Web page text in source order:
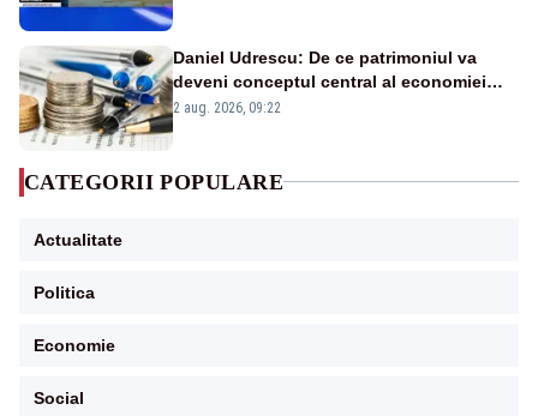
Daniel Udrescu: De ce patrimoniul va
deveni conceptul central al economiei
viitoare?
2 aug. 2026, 09:22
CATEGORII POPULARE
Actualitate
Politica
Economie
Social